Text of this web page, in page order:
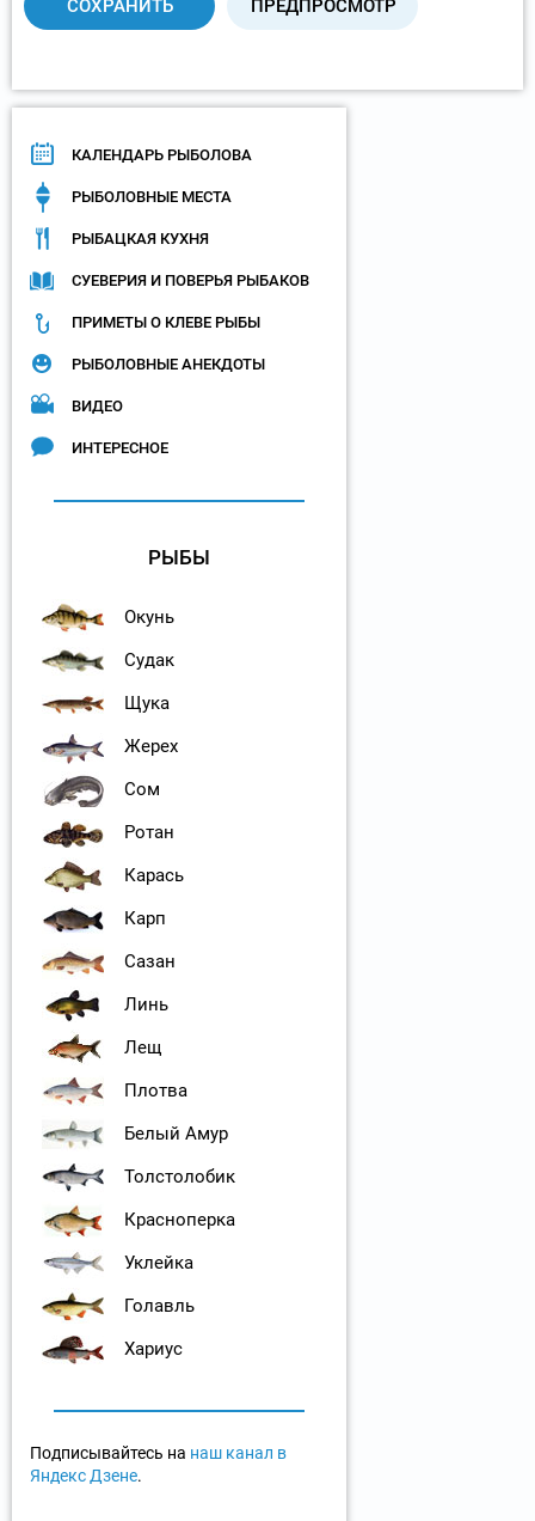
КАЛЕНДАРЬ РЫБОЛОВА
РЫБОЛОВНЫЕ МЕСТА
РЫБАЦКАЯ КУХНЯ
СУЕВЕРИЯ И ПОВЕРЬЯ РЫБАКОВ
ПРИМЕТЫ О КЛЕВЕ РЫБЫ
РЫБОЛОВНЫЕ АНЕКДОТЫ
ВИДЕО
ИНТЕРЕСНОЕ
РЫБЫ
Окунь
Судак
Щука
Жерех
Сом
Ротан
Карась
Карп
Сазан
Линь
Лещ
Плотва
Белый Амур
Толстолобик
Красноперка
Уклейка
Голавль
Хариус
Подписывайтесь на наш канал в
Яндекс Дзене.